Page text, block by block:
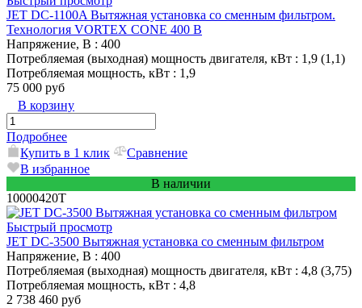
JET DC-1100A Вытяжная установка со сменным фильтром.
Технология VORTEX CONE 400 В
Напряжение, В : 400
Потребляемая (выходная) мощность двигателя, кВт : 1,9 (1,1)
Потребляемая мощность, кВт : 1,9
75 000 руб
В корзину
Подробнее
Купить в 1 клик
Сравнение
В избранное
В наличии
10000420T
Быстрый просмотр
JET DC-3500 Вытяжная установка со сменным фильтром
Напряжение, В : 400
Потребляемая (выходная) мощность двигателя, кВт : 4,8 (3,75)
Потребляемая мощность, кВт : 4,8
2 738 460 руб